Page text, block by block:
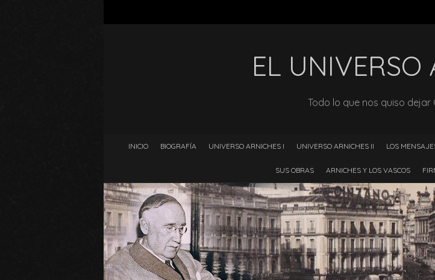
EL UNIVERSO
Todo lo que nos quiso dejar
INICIO BIOGRAFÍA UNIVERSO ARNICHES I UNIVERSO ARNICHES II LOS
SUS OBRAS ARNICHES Y LOS VASCOS